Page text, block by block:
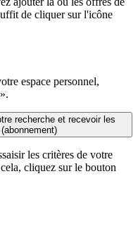
de cliquer sur l'icône
espace personnel,
recherche et recevoir les
les critères de votre
cliquez sur le bouton